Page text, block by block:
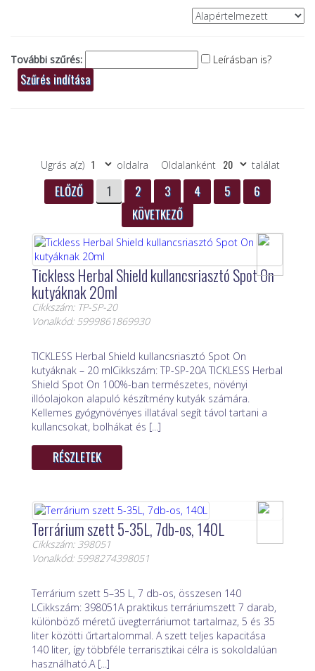
További szűrés: Leírásban is?
Oldalanként találat
Ugrás a(z) oldalra
ELŐZŐ 1 2 3 4 5
6
KÖVETKEZŐ
Tickless Herbal Shield kullancsriasztó Spot On
kutyáknak 20ml
Cikkszám: TP-SP-20
Vonalkód: 5999861869930
TICKLESS Herbal Shield kullancsriasztó Spot On
kutyáknak – 20 mlCikkszám: TP-SP-20A TICKLESS Herbal
Shield Spot On 100%-ban természetes, növényi
illóolajokon alapuló készítmény kutyák számára.
Kellemes gyógynövényes illatával segít távol tartani a
kullancsokat, bolhákat és [...]
RÉSZLETEK
Terrárium szett 5-35L, 7db-os, 140L
Cikkszám: 398051
Vonalkód: 5998274398051
Terrárium szett 5–35 L, 7 db-os, összesen 140
LCikkszám: 398051A praktikus terráriumszett 7 darab,
különböző méretű üvegterráriumot tartalmaz, 5 és 35
liter közötti űrtartalommal. A szett teljes kapacitása
140 liter, így többféle terrarisztikai célra is sokoldalúan
használható.A [...]